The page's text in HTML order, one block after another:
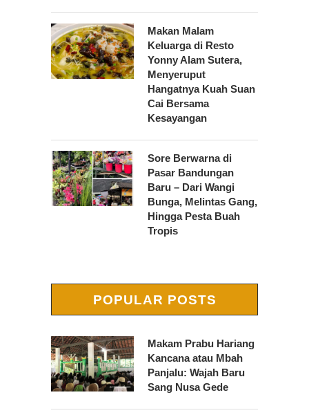
Makan Malam
Keluarga di Resto
Yonny Alam Sutera,
Menyeruput
Hangatnya Kuah Suan
Cai Bersama
Kesayangan
Sore Berwarna di
Pasar Bandungan
Baru – Dari Wangi
Bunga, Melintas Gang,
Hingga Pesta Buah
Tropis
POPULAR POSTS
Makam Prabu Hariang
Kancana atau Mbah
Panjalu: Wajah Baru
Sang Nusa Gede